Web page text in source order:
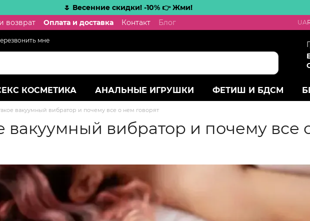
🌷 Весенние скидки! -10% 👉 Жми!
возврат Оплата и доставка Контакт Блог UA
мне
КОСМЕТИКА АНАЛЬНЫЕ ИГРУШКИ ФЕТИШ И БДСМ
вакуумный вибратор и почему все о нем говорят
вакуумный вибратор и почему все